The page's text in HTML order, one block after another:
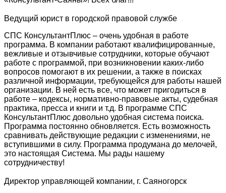
Ведущий юрист в городской правовой службе
СПС КонсультантПлюс – очень удобная в работе
программа. В компании работают квалифицированные,
вежливые и отзывчивые сотрудники, которые обучают
работе с программой, при возникновении каких-либо
вопросов помогают в их решении, а также в поисках
различной информации, требующейся для работы нашей
организации. В ней есть все, что может пригодиться в
работе – кодексы, нормативно-правовые акты, судебная
практика, пресса и книги и т.д. В программе СПС
КонсультантПлюс довольно удобная система поиска.
Программа постоянно обновляется. Есть возможность
сравнивать действующие редакции с изменениями, не
вступившими в силу. Программа продумана до мелочей,
это настоящая Система. Мы рады нашему
сотрудничеству!
Директор управляющей компании, г. Саяногорск